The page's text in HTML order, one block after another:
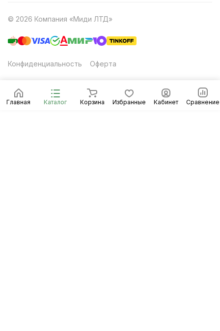
Главная Каталог Корзина Избранные Кабинет Сравнение
© 2026 Компания «Миди ЛТД»
Конфиденциальность Оферта